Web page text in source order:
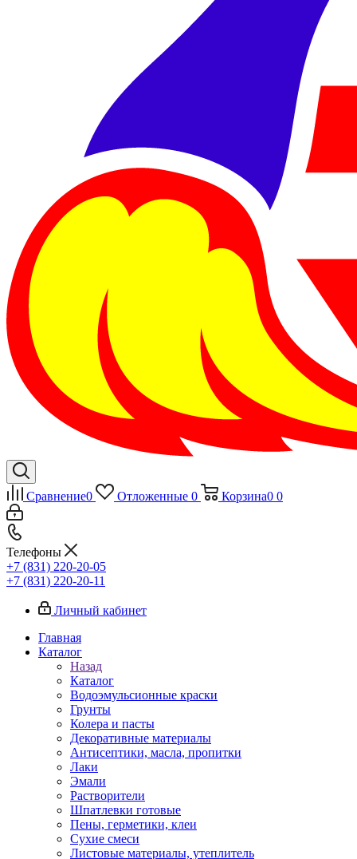
Сравнение0 Отложенные 0 Корзина0 0
Телефоны
+7 (831) 220-20-05
+7 (831) 220-20-11
Личный кабинет
Главная
Каталог
Назад
Каталог
Водоэмульсионные краски
Грунты
Колера и пасты
Декоративные материалы
Антисептики, масла, пропитки
Лаки
Эмали
Растворители
Шпатлевки готовые
Пены, герметики, клеи
Сухие смеси
Листовые материалы, утеплитель